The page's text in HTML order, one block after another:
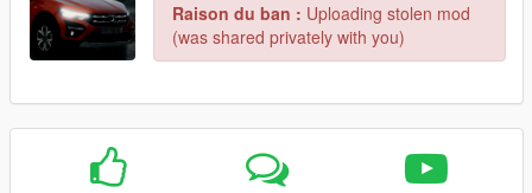
Raison du ban : Uploading stolen mod
(was shared privately with you)